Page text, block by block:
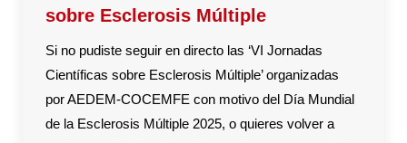
sobre Esclerosis Múltiple
Si no pudiste seguir en directo las ‘VI Jornadas
Científicas sobre Esclerosis Múltiple’ organizadas
por AEDEM-COCEMFE con motivo del Día Mundial
de la Esclerosis Múltiple 2025, o quieres volver a